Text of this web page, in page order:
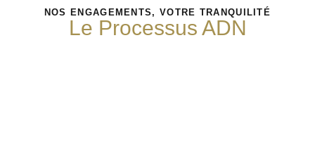
NOS ENGAGEMENTS, VOTRE TRANQUILITÉ
Le Processus ADN